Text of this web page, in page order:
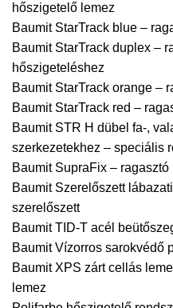
hőszigetelő lemez
Baumit StarTrack blue –
Baumit StarTrack duplex –
hőszigeteléshez
Baumit StarTrack orange –
Baumit StarTrack red –
Baumit STR H dübel fa-,
szerkezetekhez – speciális
Baumit SupraFix –
Baumit Szerelőszett
szerelőszett
Baumit TID-T acél
Baumit Vízorros sarokvédő
Baumit XPS zárt cellás
lemez